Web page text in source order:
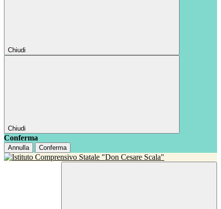
Chiudi
Chiudi
Conferma
Annulla Conferma